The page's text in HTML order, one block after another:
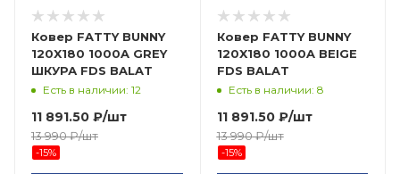
Ковер FATTY BUNNY
120X180 1000A GREY
ШКУРА FDS BALAT
Есть в наличии: 12
11 891.50 ₽/шт
13 990₽/шт
-15%
Ковер FATTY BUNNY
120X180 1000A BEIGE
FDS BALAT
Есть в наличии: 8
11 891.50₽/шт
13 990₽/шт
-15%